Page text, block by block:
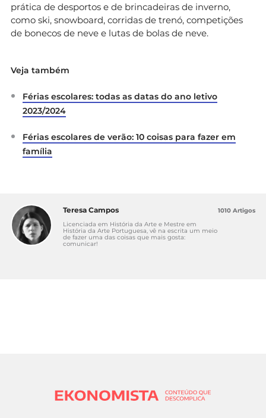
prática de desportos e de brincadeiras de inverno,
como ski, snowboard, corridas de trenó, competições
de bonecos de neve e lutas de bolas de neve.
Veja também
Férias escolares: todas as datas do ano letivo
2023/2024
Férias escolares de verão: 10 coisas para fazer em
família
Teresa Campos
Licenciada em História da Arte e Mestre em
História da Arte Portuguesa, vê na escrita um meio
de fazer uma das coisas que mais gosta:
comunicar!
1010 Artigos